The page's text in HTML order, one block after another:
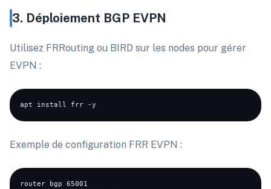
3. Déploiement BGP EVPN
Utilisez FRRouting ou BIRD sur les nodes pour gérer
EVPN :
Exemple de configuration FRR EVPN :
router bgp 65001